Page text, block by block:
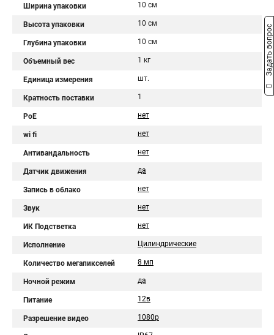
Ширина упаковки 10 см
Высота упаковки 10 см
Глубина упаковки 10 см
Объемный вес 1 кг
Единица измерения шт.
Кратность поставки 1
PoE нет
wi fi нет
Антивандальность нет
Датчик движения да
Запись в облако нет
Звук нет
ИК Подстветка нет
Исполнение Цилиндрические
Количество мегапикселей 8 мп
Ночной режим да
Питание 12в
Разрешение видео 1080p
Задать вопрос